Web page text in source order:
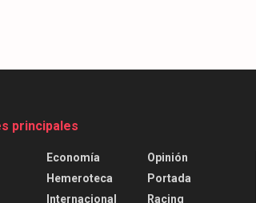
principales
Economía
Hemeroteca
Internacional
Opinión
Portada
Racing